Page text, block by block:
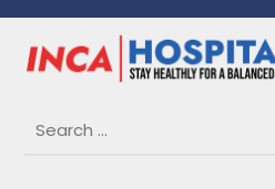
content